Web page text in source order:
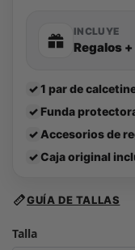
INCLUYE
Regalos
✓1 par de
✓ Funda
✓ Accesorios de
✓Caja original
GUÍA DE TALLAS
Talla